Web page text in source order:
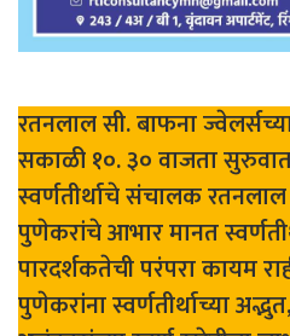
रतनलाल सी. बाफना
सकाळी १०. ३० वाजता
स्वर्णतीर्थाचे संचालक
पुणेकरांचे आभार मानत
पारदर्शकतेची परंपरा कायम
पुणेकरांना स्वर्णतीर्थाच्या